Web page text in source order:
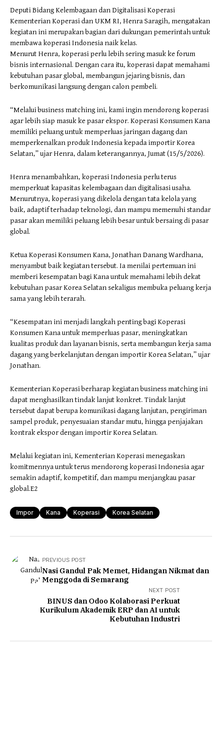
Deputi Bidang Kelembagaan dan Digitalisasi Koperasi
Kementerian Koperasi dan UKM RI, Henra Saragih, mengatakan
kegiatan ini merupakan bagian dari dukungan pemerintah untuk
membawa koperasi Indonesia naik kelas.
Menurut Henra, koperasi perlu lebih sering masuk ke forum
bisnis internasional. Dengan cara itu, koperasi dapat memahami
kebutuhan pasar global, membangun jejaring bisnis, dan
berkomunikasi langsung dengan calon pembeli.
“Melalui business matching ini, kami ingin mendorong koperasi
agar lebih siap masuk ke pasar ekspor. Koperasi Konsumen Kana
memiliki peluang untuk memperluas jaringan dagang dan
memperkenalkan produk Indonesia kepada importir Korea
Selatan,” ujar Henra, dalam keterangannya, Jumat (15/5/2026).
Henra menambahkan, koperasi Indonesia perlu terus
memperkuat kapasitas kelembagaan dan digitalisasi usaha.
Menurutnya, koperasi yang dikelola dengan tata kelola yang
baik, adaptif terhadap teknologi, dan mampu memenuhi standar
pasar akan memiliki peluang lebih besar untuk bersaing di pasar
global.
Ketua Koperasi Konsumen Kana, Jonathan Danang Wardhana,
menyambut baik kegiatan tersebut. Ia menilai pertemuan ini
memberi kesempatan bagi Kana untuk memahami lebih dekat
kebutuhan pasar Korea Selatan sekaligus membuka peluang kerja
sama yang lebih terarah.
“Kesempatan ini menjadi langkah penting bagi Koperasi
Konsumen Kana untuk memperluas pasar, meningkatkan
kualitas produk dan layanan bisnis, serta membangun kerja sama
dagang yang berkelanjutan dengan importir Korea Selatan,” ujar
Jonathan.
Kementerian Koperasi berharap kegiatan business matching ini
dapat menghasilkan tindak lanjut konkret. Tindak lanjut
tersebut dapat berupa komunikasi dagang lanjutan, pengiriman
sampel produk, penyesuaian standar mutu, hingga penjajakan
kontrak ekspor dengan importir Korea Selatan.
Melalui kegiatan ini, Kementerian Koperasi menegaskan
komitmennya untuk terus mendorong koperasi Indonesia agar
semakin adaptif, kompetitif, dan mampu menjangkau pasar
global.E2
Impor Kana Koperasi Korea Selatan
PREVIOUS POST
Nasi Gandul Pak Memet, Hidangan Nikmat dan
Menggoda di Semarang
NEXT POST
BINUS dan Odoo Kolaborasi Perkuat
Kurikulum Akademik ERP dan AI untuk
Kebutuhan Industri